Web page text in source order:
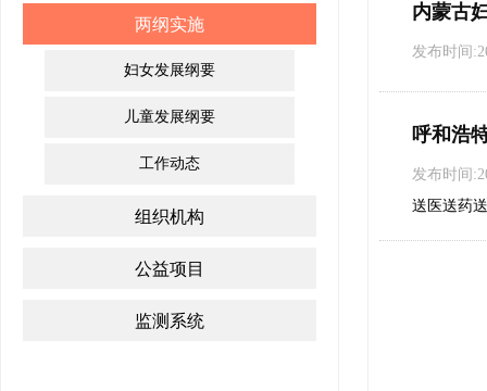
两纲实施
妇女发展纲要
儿童发展纲要
工作动态
组织机构
公益项目
监测系统
内蒙古
发布时间
呼和浩
发布时间
送医送药